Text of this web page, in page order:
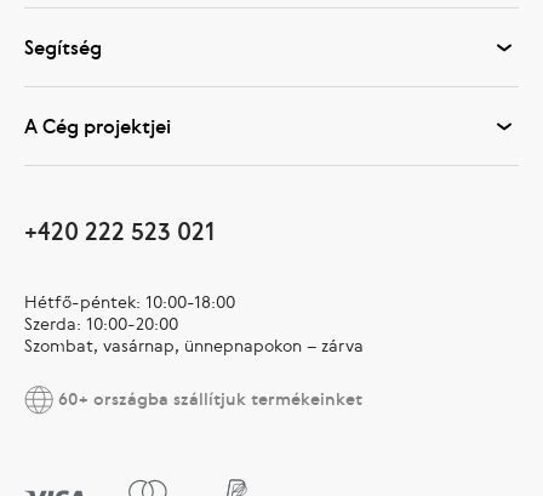
Segítség
A Cég projektjei
+420 222 523 021
Hétfő-péntek: 10:00-18:00
Szerda: 10:00-20:00
Szombat, vasárnap, ünnepnapokon – zárva
60+ országba szállítjuk termékeinket